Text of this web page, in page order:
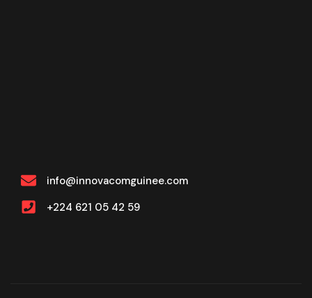
info@innovacomguinee.com
+224 621 05 42 59